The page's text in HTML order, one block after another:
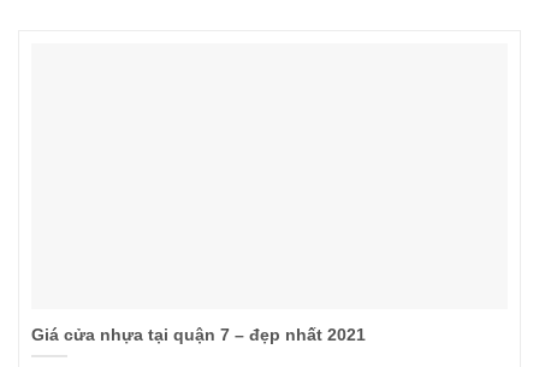
Giá cửa nhựa tại quận 7 – đẹp nhất 2021